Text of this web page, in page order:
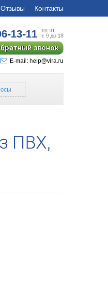
Отзывы Контакты
13-11
пн-пт
с 9 до 18
звонок
E-mail: help@vira.ru
ПВХ,